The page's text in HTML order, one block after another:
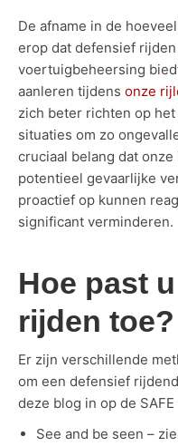
De afname in de
erop dat defensief
voertuigbeheersing
aanleren tijdens onze
zich beter richten op
situaties om zo
cruciaal belang dat
potentieel gevaarlijke
proactief op kunnen
significant verminderen.
Hoe past
rijden toe?
Er zijn verschillende
om een defensief
deze blog in op de
See and be seen –